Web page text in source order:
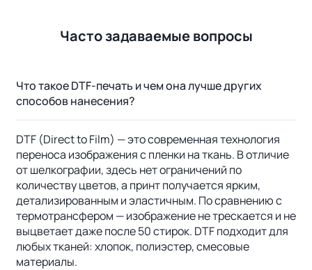
Часто задаваемые вопросы
Что такое DTF-печать и чем она лучше других
способов нанесения?
DTF (Direct to Film) — это современная технология
переноса изображения с пленки на ткань. В отличие
от шелкографии, здесь нет ограничений по
количеству цветов, а принт получается ярким,
детализированным и эластичным. По сравнению с
термотрансфером — изображение не трескается и не
выцветает даже после 50 стирок. DTF подходит для
любых тканей: хлопок, полиэстер, смесовые
материалы.